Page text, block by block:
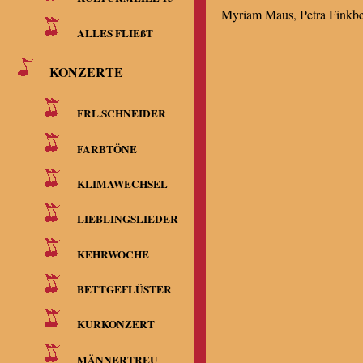
ALLES FLIEßT
KONZERTE
FRL.SCHNEIDER
FARBTÖNE
KLIMAWECHSEL
LIEBLINGSLIEDER
KEHRWOCHE
BETTGEFLÜSTER
KURKONZERT
MÄNNERTREU
Myriam Maus, Petra